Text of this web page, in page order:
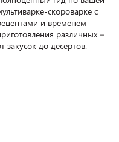
скороварке с
и временем
различных –
закусок до десертов.